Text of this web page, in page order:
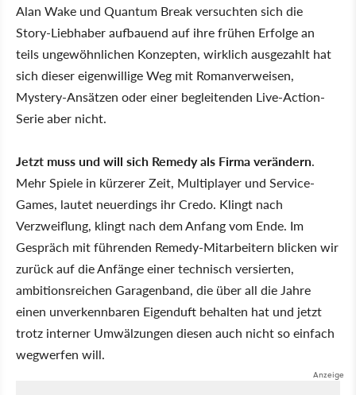
Alan Wake und Quantum Break versuchten sich die
Story-Liebhaber aufbauend auf ihre frühen Erfolge an
teils ungewöhnlichen Konzepten, wirklich ausgezahlt hat
sich dieser eigenwillige Weg mit Romanverweisen,
Mystery-Ansätzen oder einer begleitenden Live-Action-
Serie aber nicht.
Jetzt muss und will sich Remedy als Firma verändern.
Mehr Spiele in kürzerer Zeit, Multiplayer und Service-
Games, lautet neuerdings ihr Credo. Klingt nach
Verzweiflung, klingt nach dem Anfang vom Ende. Im
Gespräch mit führenden Remedy-Mitarbeitern blicken wir
zurück auf die Anfänge einer technisch versierten,
ambitionsreichen Garagenband, die über all die Jahre
einen unverkennbaren Eigenduft behalten hat und jetzt
trotz interner Umwälzungen diesen auch nicht so einfach
wegwerfen will.